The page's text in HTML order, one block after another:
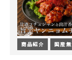
商品紹介 国産